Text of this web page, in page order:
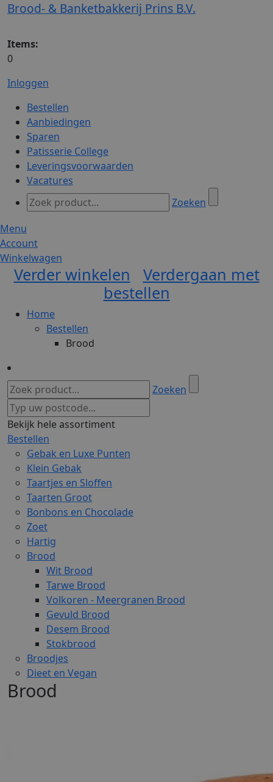
Brood- & Banketbakkerij Prins B.V.
Items:
0
Inloggen
Bestellen
Aanbiedingen
Sparen
Patisserie College
Leveringsvoorwaarden
Vacatures
Zoeken
Menu
Account
Winkelwagen
Verder winkelen
Verdergaan met
bestellen
Home
Bestellen
Brood
Zoeken
Bekijk hele assortiment
Bestellen
Gebak en Luxe Punten
Klein Gebak
Taartjes en Sloffen
Taarten Groot
Bonbons en Chocolade
Zoet
Hartig
Brood
Wit Brood
Tarwe Brood
Volkoren - Meergranen Brood
Gevuld Brood
Desem Brood
Stokbrood
Broodjes
Dieet en Vegan
Brood